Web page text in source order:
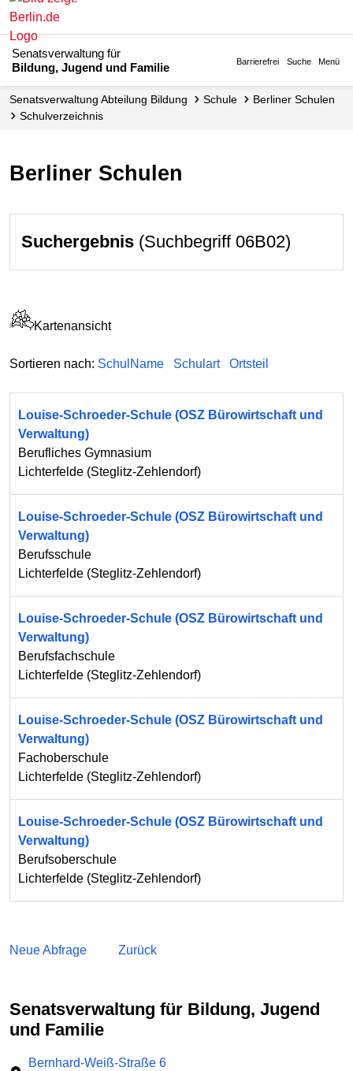
Senatsverwaltung für
Bildung, Jugend und Familie
Barrierefrei Suche Menü
Senats­verwaltung Abteilung Bildung Schule
Berliner Schulen
Schul­verzeichnis
Berliner Schulen
Suchergebnis (Suchbegriff 06B02)
Kartenansicht
Sortieren nach: SchulName Schulart Ortsteil
Louise-Schroeder-Schule (OSZ Bürowirtschaft und
Verwaltung)
Berufliches Gymnasium
Lichterfelde (Steglitz-Zehlendorf)
Louise-Schroeder-Schule (OSZ Bürowirtschaft und
Verwaltung)
Berufsschule
Lichterfelde (Steglitz-Zehlendorf)
Louise-Schroeder-Schule (OSZ Bürowirtschaft und
Verwaltung)
Berufsfachschule
Lichterfelde (Steglitz-Zehlendorf)
Louise-Schroeder-Schule (OSZ Bürowirtschaft und
Verwaltung)
Fachoberschule
Lichterfelde (Steglitz-Zehlendorf)
Louise-Schroeder-Schule (OSZ Bürowirtschaft und
Verwaltung)
Berufsoberschule
Lichterfelde (Steglitz-Zehlendorf)
Neue Abfrage Zurück
Senatsverwaltung für Bildung, Jugend
und Familie
Bernhard-Weiß-Straße 6